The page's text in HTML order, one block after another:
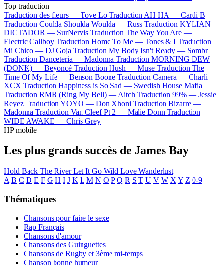
Top traduction
Traduction des fleurs — Tove Lo Traduction AH HA — Cardi B
Traduction Coulda Shoulda Woulda — Russ Traduction KYLIAN
DICTADOR — SurNervis Traduction The Way You Are —
Electric Callboy Traduction Home To Me — Tones & I Traduction
Mi Chico — DJ Goja Traduction My Body Isn't Ready — Sombr
Traduction Danceteria — Madonna Traduction MORNING DEW
(DONK) — Beyoncé Traduction Hush — Muse Traduction The
Time Of My Life — Benson Boone Traduction Camera — Charli
XCX Traduction Happiness is So Sad — Swedish House Mafia
Traduction RMB (Ring My Bell) — Aitch Traduction 99% — Jessie
Reyez Traduction YOYO — Don Xhoni Traduction Bizarre —
Madonna Traduction Van Cleef Pt 2 — Malie Donn Traduction
WIDE AWAKE — Chris Grey
HP mobile
Les plus grands succès de James Bay
Hold Back The RiverLet It Go Wild Love Wanderlust
A B C D E F G H I J K L M N O P Q R S T U V W X Y Z 0-9
Thématiques
Chansons pour faire le sexe
Rap Français
Chansons d'amour
Chansons des Guinguettes
Chansons de Rugby et 3ème mi-temps
Chanson bonne humeur